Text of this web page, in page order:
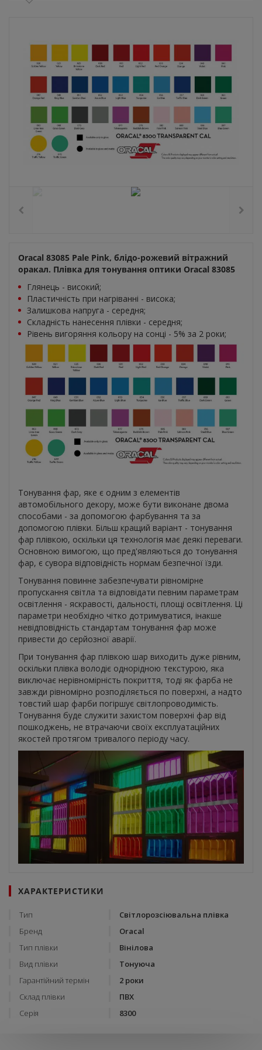
Oracal 83085 Pale Pink, блідо-рожевий вітражний
оракал. Плівка для тонування оптики Oracal 83085
Глянець - високий;
Пластичність при нагріванні - висока;
Залишкова напруга - середня;
Складність нанесення плівки - середня;
Рівень вигоряння кольору на сонці - 5% за 2 роки;
Тонування фар, яке є одним з елементів
автомобільного декору, може бути виконане двома
способами - за допомогою фарбування та за
допомогою плівки. Більш кращий варіант - тонування
фар плівкою, оскільки ця технологія має деякі переваги.
Основною вимогою, що пред'являються до тонування
фар, є сувора відповідність нормам безпечної їзди.
Тонування повинне забезпечувати рівномірне
пропускання світла та відповідати певним параметрам
освітлення - яскравості, дальності, площі освітлення. Ці
параметри необхідно чітко дотримуватися, інакше
невідповідність стандартам тонування фар може
привести до серйозної аварії.
При тонування фар плівкою шар виходить дуже рівним,
оскільки плівка володіє однорідною текстурою, яка
виключає нерівномірність покриття, тоді як фарба не
завжди рівномірно розподіляється по поверхні, а надто
товстий шар фарби погіршує світлопроводимість.
Тонування буде служити захистом поверхні фар від
пошкоджень, не втрачаючи своїх експлуатаційних
якостей протягом тривалого періоду часу.
ХАРАКТЕРИСТИКИ
Тип
Світлорозсіювальна плівка
Бренд
Oracal
Тип плівки
Вінілова
Вид плівки
Тонуюча
Гарантійний термін
2 роки
Склад плівки
ПВХ
Серія
8300